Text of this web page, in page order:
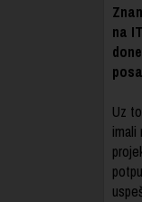
na
Uz
imali